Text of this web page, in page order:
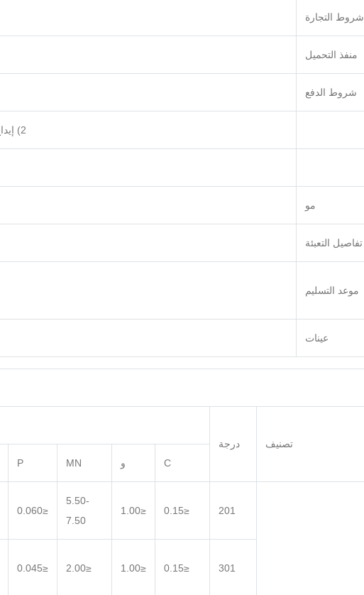
شروط التجارة
منفذ التحميل
شروط الدفع
2) إيداع 30 ٪ بواسطة t/t ، الرصيد بواسطة L/C أو نسخة BL في البصر.
مو
تفاصيل التعبئة
موعد التسليم
عينات
تصنيف درجة
C و MN
P
201
≤0.15
≤1.00
5.50-
7.50
≤0.060
301
≤0.15
≤1.00
≤2.00
≤0.045